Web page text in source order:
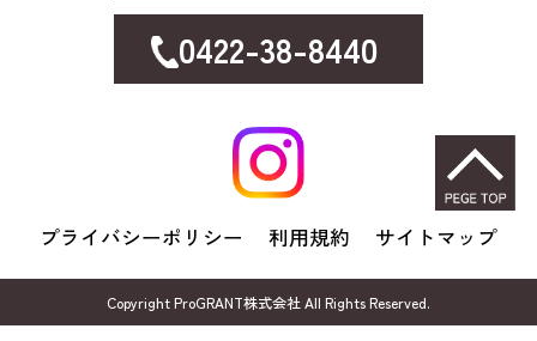
0422-38-8440
プライバシーポリシー 利用規約 サイトマップ
Copyright ProGRANT株式会社 All Rights Reserved.